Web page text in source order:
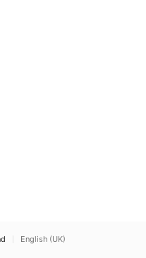
English (UK)